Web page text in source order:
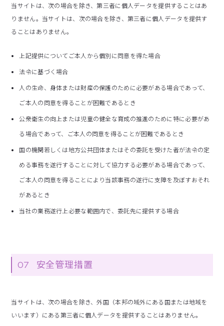
当サイトは、次の場合を除き、第三者に個人データを提供することはあ
りません。当サイトは、次の場合を除き、第三者に個人データを提供す
ることはありません。
上記提供についてご本人から個別に同意を得た場合
法令に基づく場合
人の生命、身体または財産の保護のために必要がある場合であって、
ご本人の同意を得ることが困難であるとき
公衆衛生の向上または児童の健全な育成の推進のために特に必要があ
る場合であって、ご本人の同意を得ることが困難であるとき
国の機関若しくは地方公共団体またはその委託を受けた者が法令の定
める事務を遂行することに対して協力する必要がある場合であって、
ご本人の同意を得ることにより当該事務の遂行に支障を及ぼすおそれ
があるとき
当社の業務遂行上必要な範囲内で、委託先に提供する場合
07 安全管理措置
当サイトは、次の場合を除き、外国（本邦の域外にある国または地域を
いいます）にある第三者に個人データを提供することはありません。